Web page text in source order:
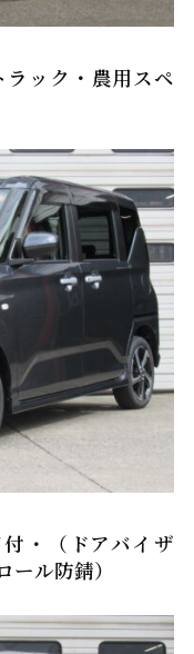
ック・農用スペ
・（ドアバイザ
ル防錆）